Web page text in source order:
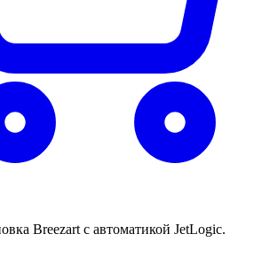
Breezart с автоматикой JetLogic.